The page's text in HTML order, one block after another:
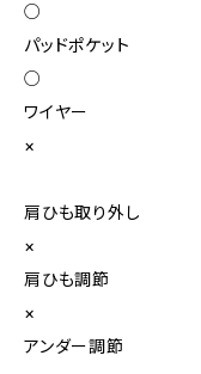
○
パッドポケット
○
ワイヤー
×
肩ひも取り外し
×
肩ひも調節
×
アンダー調節